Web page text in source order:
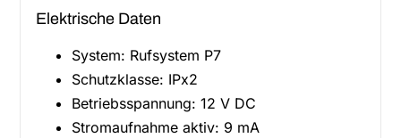
Elektrische Daten
System: Rufsystem P7
Schutzklasse: IPx2
Betriebsspannung: 12 V DC
Stromaufnahme aktiv: 9 mA